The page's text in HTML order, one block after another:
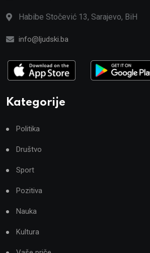
Habibe Stočević 13, Sarajevo, BiH
info@ljudski.ba
Kategorije
Politika
Društvo
Sport
Pozitiva
Nauka
Kultura